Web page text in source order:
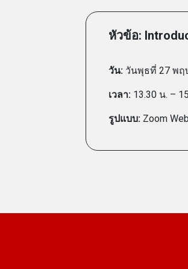
หัวข้อ:
วัน: วันพุธที่ 27 พฤ
เวลา: 13.30 น. –
รูปแบบ: Zoom